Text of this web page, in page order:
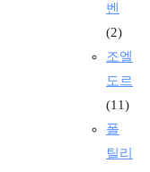
벤
(2)
조엘
도르
(11)
폴
틸리